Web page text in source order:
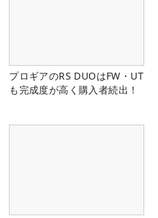
プロギアのRS DUOはFW・UT
も完成度が高く購入者続出！